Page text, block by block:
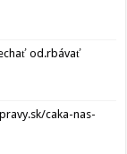
od.rbávať
caka-nas-